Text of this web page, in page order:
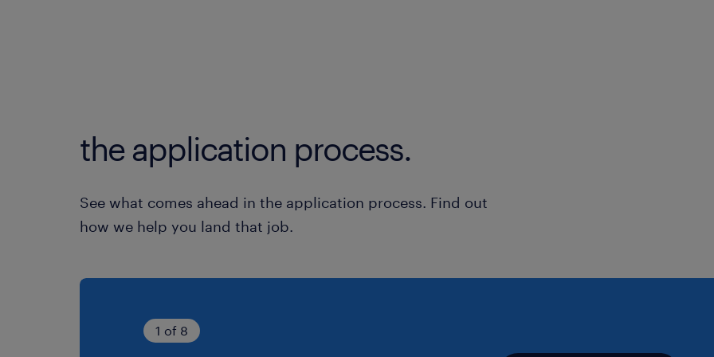
the application process.
See what comes ahead in the application process. Find out
how we help you land that job.
1 of 8